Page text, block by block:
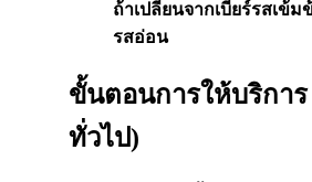
ถ้าเปลี่ยนจากเบียร์รสเข้ม
รสอ่อน
ขั้นตอนการให้บริการ
ทั่วไป)